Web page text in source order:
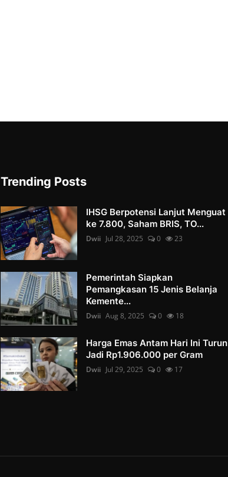
Trending Posts
IHSG Berpotensi Lanjut Menguat
ke 7.800, Saham BRIS, TO...
Dwii Jul 28, 2025 0 23
Pemerintah Siapkan
Pemangkasan 15 Jenis Belanja
Kemente...
Dwii Aug 8, 2025 0 18
Harga Emas Antam Hari Ini Turun
Jadi Rp1.906.000 per Gram
Dwii Jul 29, 2025 0 17